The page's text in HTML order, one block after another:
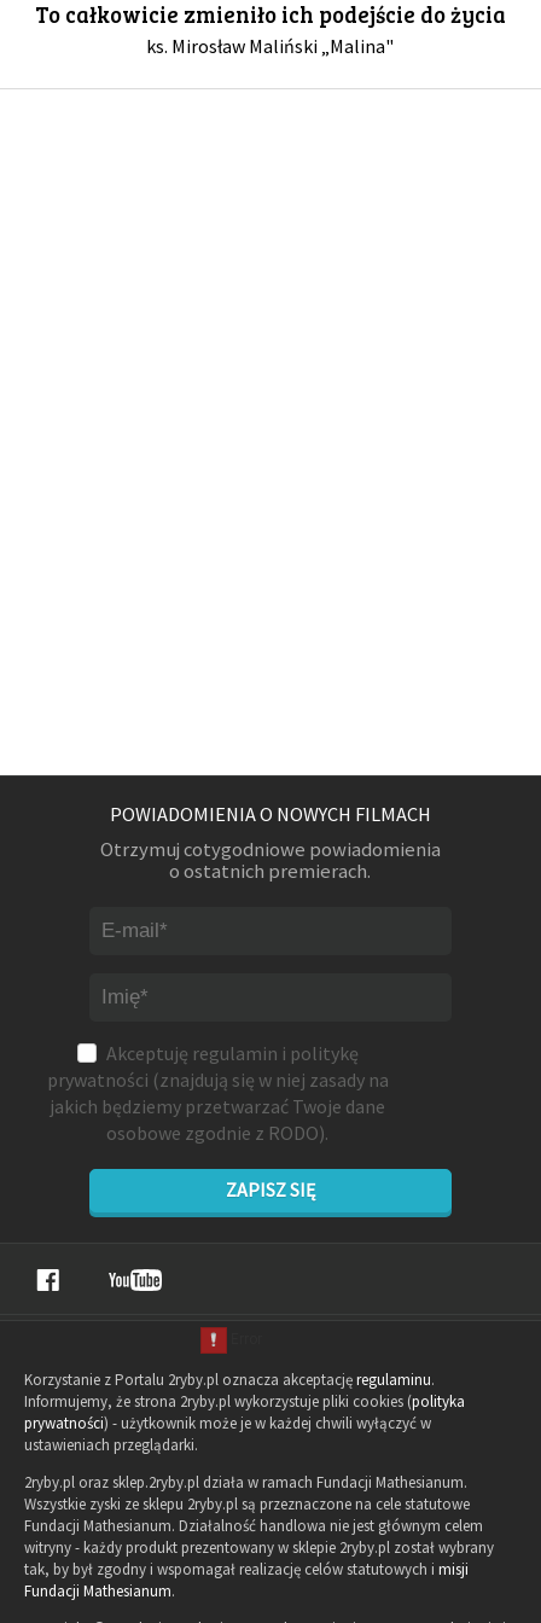
To całkowicie zmieniło ich podejście do życia
ks. Mirosław Maliński „Malina"
POWIADOMIENIA O NOWYCH FILMACH
Otrzymuj cotygodniowe powiadomienia
o ostatnich premierach.
Akceptuję regulamin i politykę
prywatności (znajdują się w niej zasady na
jakich będziemy przetwarzać Twoje dane
osobowe zgodnie z RODO).
ZAPISZ SIĘ
Korzystanie z Portalu 2ryby.pl oznacza akceptacjęregulaminu.
Informujemy, że strona 2ryby.pl wykorzystuje pliki cookies (polityka
prywatności) - użytkownik może je w każdej chwili wyłączyć w
ustawieniach przeglądarki.
2ryby.pl oraz sklep.2ryby.pl działa w ramach Fundacji Mathesianum.
Wszystkie zyski ze sklepu 2ryby.pl są przeznaczone na cele statutowe
Fundacji Mathesianum. Działalność handlowa nie jest głównym celem
witryny - każdy produkt prezentowany w sklepie 2ryby.pl został wybrany
tak, by był zgodny i wspomagał realizację celów statutowych i misji
Fundacji Mathesianum.